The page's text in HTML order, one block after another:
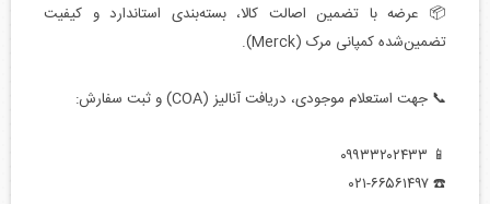
📦 عرضه با تضمین اصالت کالا، بسته‌بندی استاندارد و کیفیت
تضمین‌شده کمپانی مرک (Merck).
📞 جهت استعلام موجودی، دریافت آنالیز (COA) و ثبت سفارش:
📱 ۰۹۹۳۳۲۰۲۴۳۳
☎️ ۰۲۱-۶۶۵۶۱۴۹۷